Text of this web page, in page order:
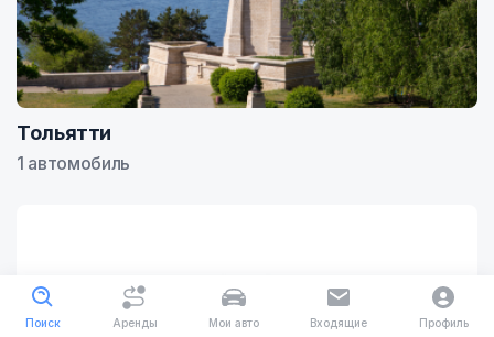
Тольятти
1 автомобиль
Поиск Аренды Мои авто Входящие Профиль